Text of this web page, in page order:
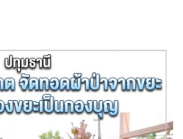
ยางพารา!
ห้าม
ใช้
“สาร
จับ